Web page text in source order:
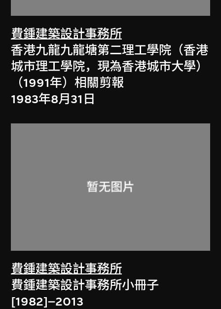
費鍾建築設計事務所
香港九龍九龍塘第二理工學院（香港
城市理工學院，現為香港城市大學）
（1991年）相關剪報
1983年8月31日
費鍾建築設計事務所
費鍾建築設計事務所小冊子
[1982]–2013